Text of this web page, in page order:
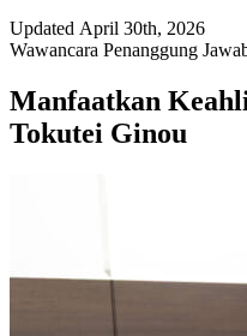
Updated April 30th, 2026
Wawancara Penanggung
Manfaatkan
Tokutei Ginou